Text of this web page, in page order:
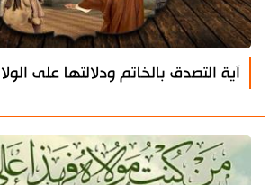
آية التصدق بالخاتم ودلالتها على